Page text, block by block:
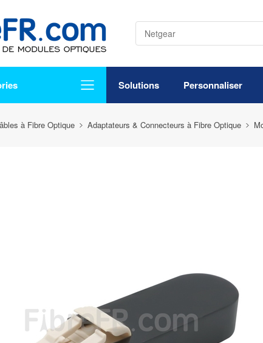
Solutions Personnaliser
à Fibre Optique Adaptateurs & Connecteurs à Fibre Optique